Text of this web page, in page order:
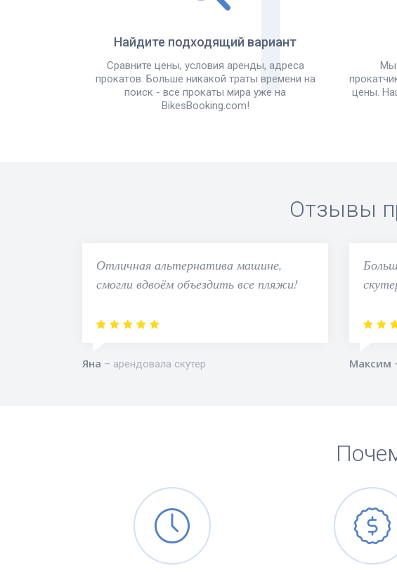
Найдите подходящий вариант
Сравните цены, условия аренды, адреса
прокатов. Больше никакой траты времени на
поиск - все прокаты мира уже на
BikesBooking.com!
Мы
цены.
Отзывы
Отличная альтернатива машине,
смогли вдвоём объездить все пляжи!
Яна арендовала скутер Максим